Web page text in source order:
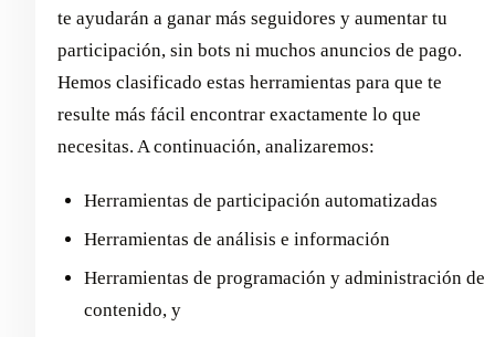
te ayudarán a ganar más seguidores y aumentar tu
participación, sin bots ni muchos anuncios de pago.
Hemos clasificado estas herramientas para que te
resulte más fácil encontrar exactamente lo que
necesitas. A continuación, analizaremos:
Herramientas de participación automatizadas
Herramientas de análisis e información
Herramientas de programación y administración de
contenido, y